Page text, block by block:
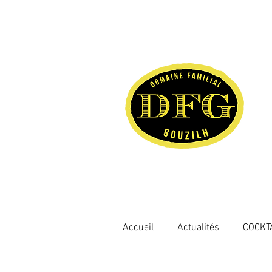
Accueil Actualités